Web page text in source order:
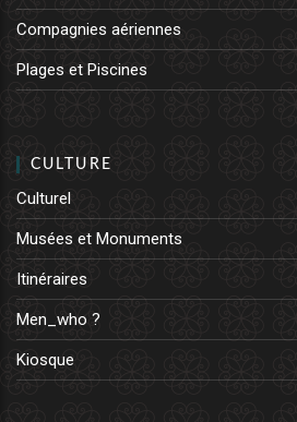
Compagnies aériennes
Plages et Piscines
CULTURE
Culturel
Musées et Monuments
Itinéraires
Men_who ?
Kiosque